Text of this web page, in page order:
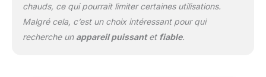
Crushing pour écraser et
hacher, guides de
démarrage rapide et de
chauds, ce qui pourrait limiter certaines utilisations.
Malgré cela, c’est un choix intéressant pour qui
recherche un appareil puissantet fiable.